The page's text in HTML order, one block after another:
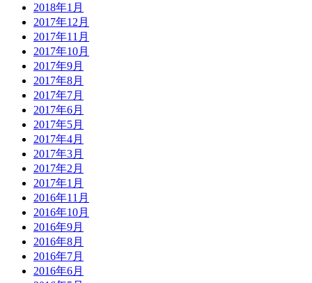
2018年1月
2017年12月
2017年11月
2017年10月
2017年9月
2017年8月
2017年7月
2017年6月
2017年5月
2017年4月
2017年3月
2017年2月
2017年1月
2016年11月
2016年10月
2016年9月
2016年8月
2016年7月
2016年6月